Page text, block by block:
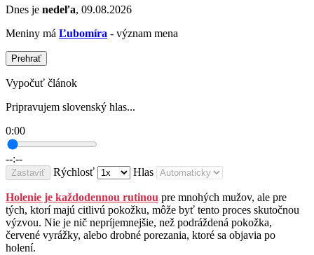
Dnes je nedeľa, 09.08.2026
Meniny má Ľubomíra - význam mena
Prehrať
Vypočuť článok
Pripravujem slovenský hlas...
0:00
--:--
Zastaviť Rýchlosť Hlas
Holenie je každodennou rutinou pre mnohých mužov, ale pre
tých, ktorí majú citlivú pokožku, môže byť tento proces skutočnou
výzvou. Nie je nič nepríjemnejšie, než podráždená pokožka,
červené vyrážky, alebo drobné porezania, ktoré sa objavia po
holení.